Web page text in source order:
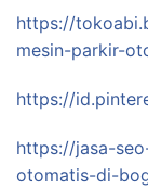
https://
mesin-parkir-
https://
https://jasa-
otomatis-di-